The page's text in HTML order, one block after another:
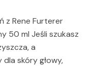
z Rene Furterer
50 ml Jeśli szukasz
a
skóry głowy,